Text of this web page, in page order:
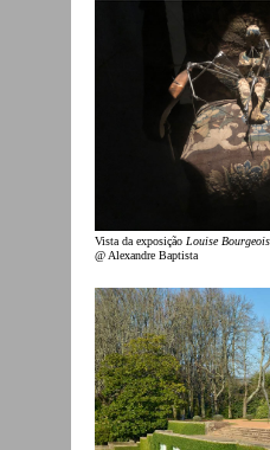
Vista da exposição Louise
@ Alexandre Baptista